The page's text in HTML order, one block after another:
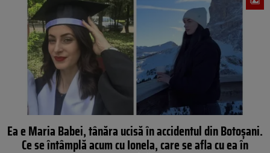
Ea e Maria Babei, tânăra ucisă în accidentul din Botoșani.
Ce se întâmplă acum cu Ionela, care se afla cu ea în